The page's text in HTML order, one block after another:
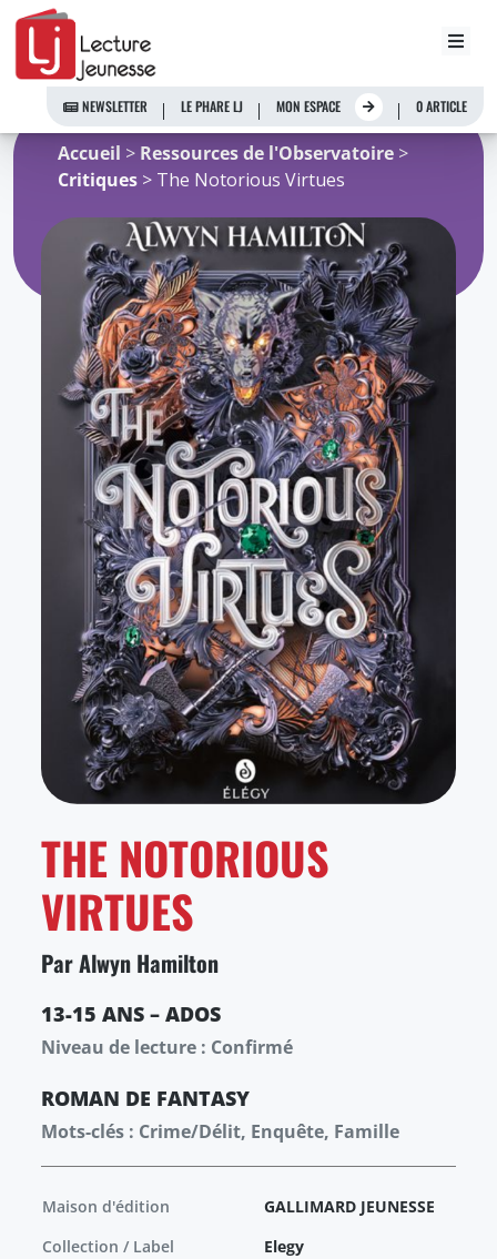
Aller
contenu
NEWSLETTER LE PHARE LJ MON ESPACE 0 ARTICLE
Accueil > Ressources de l'Observatoire >
Critiques > The Notorious Virtues
THE NOTORIOUS
VIRTUES
Par Alwyn Hamilton
13-15 ANS – ADOS
Niveau de lecture : Confirmé
ROMAN DE FANTASY
Mots-clés : Crime/Délit, Enquête, Famille
Maison d'édition
GALLIMARD JEUNESSE
Collection / Label
Elegy